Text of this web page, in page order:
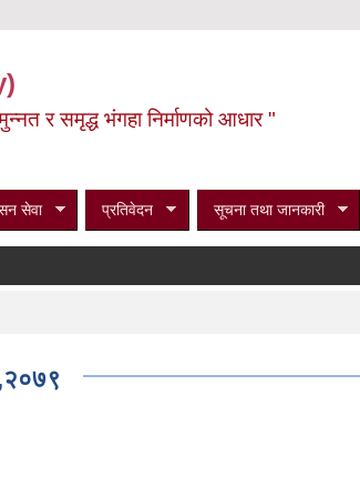
र समृद्ध भंगहा निर्माणको आधार "
सेवा प्रतिवेदन सूचना तथा जानकारी